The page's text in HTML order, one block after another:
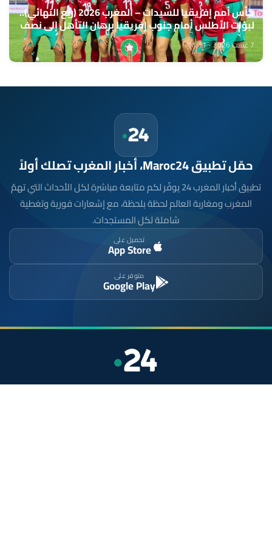
كأس أمم إفريقيا للسيدات – المغرب 2026 (ربع النهائي)..
لبؤات الأطلس أمام جنوب إفريقيا برهان التأهل إلى نصف
النهائي ومونديال 2027
7 غشت 2026 - 11:11
حمّل تطبيق Maroc24، أخبار المغرب تصلك أولاً
تطبيق أخبار المغرب 24 يوفّر لكم متابعة مباشرة لكل الأحداث التي تهمّ
المغرب ومغاربة العالم لحظة بلحظة، مع إشعارات فورية وتغطية
شاملة لكل المستجدات.
تحميل على
App Store
متوفر على
Google Play